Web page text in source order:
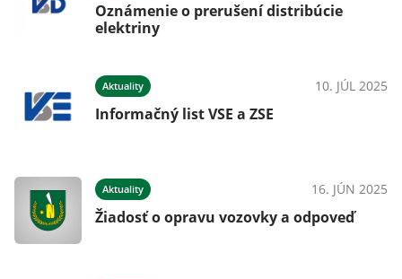
Oznámenie o prerušení distribúcie
elektriny
Aktuality 10. JÚL 2025
Informačný list VSE a ZSE
Aktuality 16. JÚN 2025
Žiadosť o opravu vozovky a odpoveď